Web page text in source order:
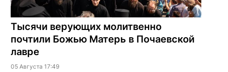
Тысячи верующих молитвенно
почтили Божью Матерь в Почаевской
лавре
05 Августа 17:49